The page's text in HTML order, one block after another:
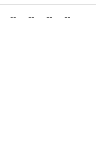
-- -- -- --